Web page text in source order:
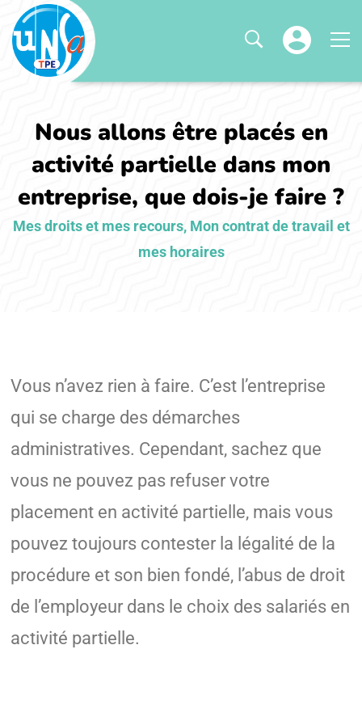
Mes droits et mes recours, Mon contrat de travail et
mes horaires
Nous allons être placés en
activité partielle dans mon
entreprise, que dois-je faire ?
Vous n’avez rien à faire. C’est l’entreprise
qui se charge des démarches
administratives. Cependant, sachez que
vous ne pouvez pas refuser votre
placement en activité partielle, mais vous
pouvez toujours contester la légalité de la
procédure et son bien fondé, l’abus de droit
de l’employeur dans le choix des salariés en
activité partielle.